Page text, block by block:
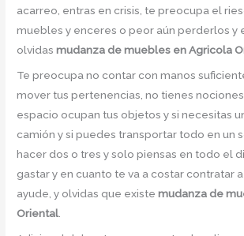
acarreo, entras en crisis, te preocupa el
muebles y enceres o peor aún perderlos y
olvidasmudanza de muebles en Agricola
Te preocupa no contar con manos
mover tus pertenencias, no tienes
espacio ocupan tus objetos y si necesitas
camión y si puedes transportar todo en un
hacer dos o tres y solo piensas en todo el
gastar y en cuanto te va a costar contratar
ayude, y olvidas que existemudanza de
Oriental